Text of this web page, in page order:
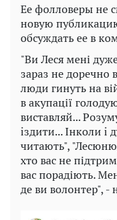
Ее фолловеры не
новую
обсуждать ее в
"Ви Леся мені
зараз не доречно
люди гинуть на
в акупації
виставляй...
iздити... Iнколи i
читають",
хто вас не
вас порадіють.
де ви волонтер",